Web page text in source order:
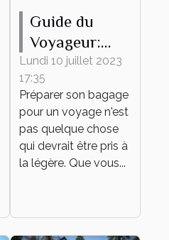
Guide du
Voyageur:
Comment
Préparer son
Bagage
Lundi 10 juillet 2023
17:35
Préparer son bagage
pour un voyage n'est
pas quelque chose
qui devrait être pris à
la légère. Que vous...